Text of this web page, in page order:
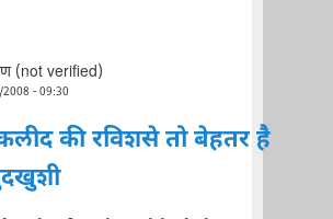
(not verified)
- 09:30
की रविशसे तो बेहतर है